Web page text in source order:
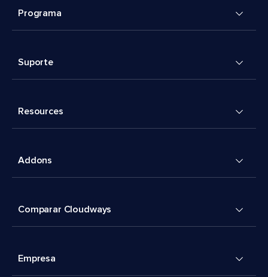
Programa
Suporte
Resources
Addons
Comparar Cloudways
Empresa